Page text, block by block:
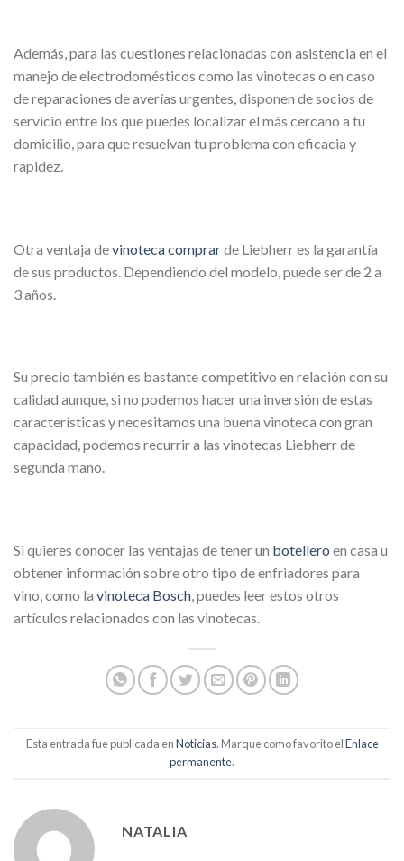
Además, para las cuestiones relacionadas con asistencia en el
manejo de electrodomésticos como las vinotecas o en caso
de reparaciones de averías urgentes, disponen de socios de
servicio entre los que puedes localizar el más cercano a tu
domicilio, para que resuelvan tu problema con eficacia y
rapidez.
Otra ventaja devinoteca comprarde Liebherr es la garantía
de sus productos. Dependiendo del modelo, puede ser de 2 a
3 años.
Su precio también es bastante competitivo en relación con su
calidad aunque, si no podemos hacer una inversión de estas
características y necesitamos una buena vinoteca con gran
capacidad, podemos recurrir a las vinotecas Liebherr de
segunda mano.
Si quieres conocer las ventajas de tener un botellero en casa u
obtener información sobre otro tipo de enfriadores para
vino, como la vinoteca Bosch , puedes leer estos otros
artículos relacionados con las vinotecas.
Esta entrada fue publicada enNoticias. Marque como favorito elEnlace
permanente.
NATALIA